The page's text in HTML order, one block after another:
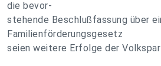
die bevor-
stehende Beschlußfassung über
Familienförderungsgesetz
seien weitere Erfolge der